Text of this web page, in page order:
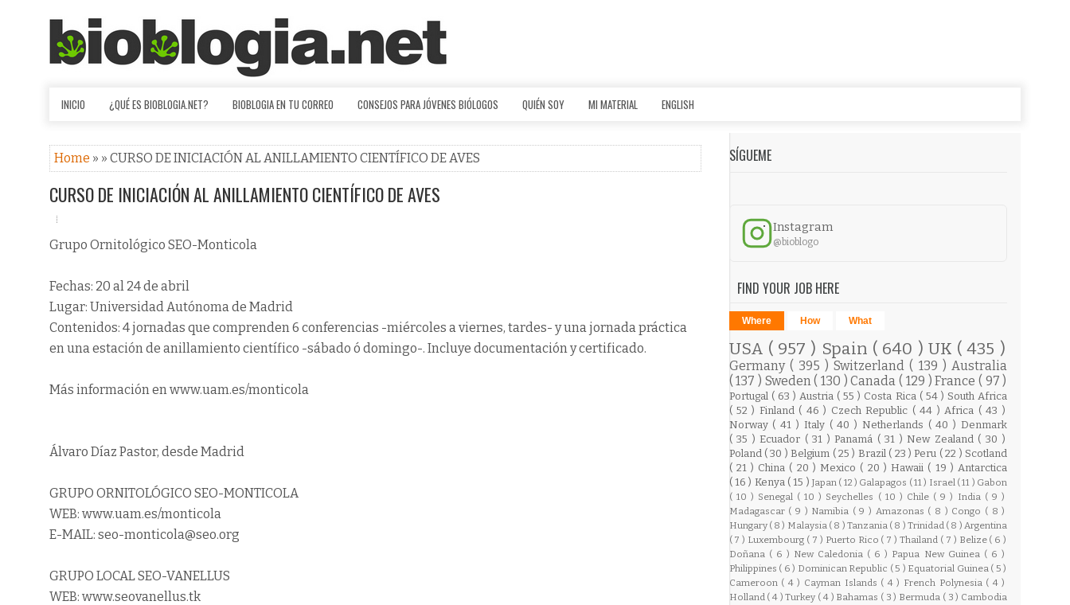
INICIO ¿QUÉ ES BIOBLOGIA.NET? BIOBLOGIA EN TU CORREO CONSEJOS PARA JÓVENES BIÓLOGOS QUIÉN SOY MI MATERIAL ENGLISH
Home » » CURSO DE INICIACIÓN AL ANILLAMIENTO CIENTÍFICO DE AVES
CURSO DE INICIACIÓN AL ANILLAMIENTO CIENTÍFICO DE AVES
Grupo Ornitológico SEO-Monticola
Fechas: 20 al 24 de abril
Lugar: Universidad Autónoma de Madrid
Contenidos: 4 jornadas que comprenden 6 conferencias -miércoles a viernes, tardes- y una jornada práctica
en una estación de anillamiento científico -sábado ó domingo-. Incluye documentación y certificado.
Más información en www.uam.es/monticola
Álvaro Díaz Pastor, desde Madrid
GRUPO ORNITOLÓGICO SEO-MONTICOLA
WEB: www.uam.es/monticola
E-MAIL: seo-monticola@seo.org
GRUPO LOCAL SEO-VANELLUS
WEB: www.seovanellus.tk
SÍGUEME
Instagram
@bioblogo
FIND YOUR JOB HERE
Where How What
USA ( 957 ) Spain ( 640 ) UK ( 435 )
Germany ( 395 )Switzerland( 139 )Australia
( 137 ) Sweden( 130 )Canada( 129 )France ( 97 )
Portugal ( 63 ) Austria ( 55 ) Costa Rica ( 54 ) South Africa
( 52 ) Finland ( 46 ) Czech Republic ( 44 )Africa ( 43 )
Norway ( 41 ) Italy ( 40 ) Netherlands ( 40 ) Denmark
( 35 ) Ecuador ( 31 ) Panamá ( 31 ) New Zealand ( 30 )
Poland ( 30 ) Belgium ( 25 ) Brazil ( 23 ) Peru ( 22 ) Scotland
( 21 ) China ( 20 ) Mexico ( 20 ) Hawaii ( 19 )Antarctica
( 16 ) Kenya ( 15 ) Japan ( 12 ) Galapagos ( 11 ) Israel ( 11 ) Gabon
( 10 ) Senegal ( 10 ) Seychelles ( 10 ) Chile ( 9 ) India ( 9 )
Madagascar ( 9 ) Namibia ( 9 ) Amazonas ( 8 ) Congo ( 8 )
Hungary ( 8 ) Malaysia ( 8 ) Tanzania ( 8 ) Trinidad ( 8 )Argentina
( 7 ) Luxembourg ( 7 ) Puerto Rico ( 7 )Thailand ( 7 ) Belize ( 6 )
Doñana ( 6 ) New Caledonia ( 6 ) Papua New Guinea ( 6 )
Philippines ( 6 ) Dominican Republic ( 5 ) Equatorial Guinea ( 5 )
Cameroon ( 4 ) Cayman Islands ( 4 ) French Polynesia ( 4 )
Holland ( 4 )Turkey ( 4 ) Bahamas ( 3 ) Bermuda ( 3 ) Cambodia